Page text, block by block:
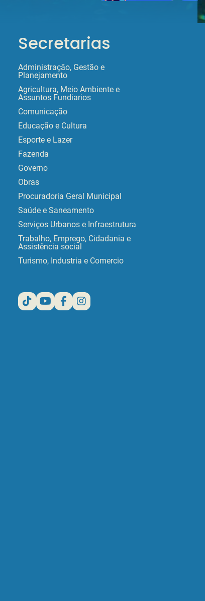
Secretarias
Administração, Gestão e
Planejamento
Agricultura, Meio Ambiente e
Assuntos Fundiarios
Comunicação
Educação e Cultura
Esporte e Lazer
Fazenda
Governo
Obras
Procuradoria Geral Municipal
Saúde e Saneamento
Serviços Urbanos e Infraestrutura
Trabalho, Emprego, Cidadania e
Assistência social
Turismo, Industria e Comercio